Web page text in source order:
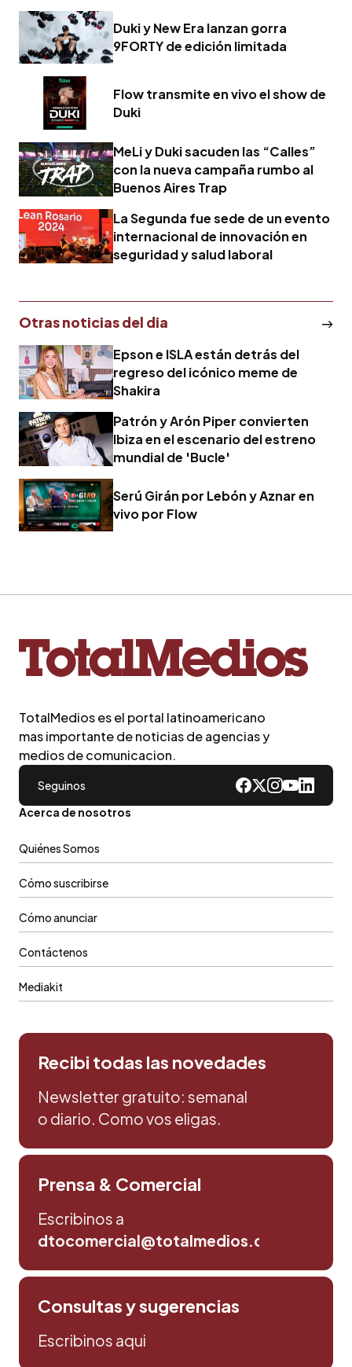
Duki y New Era lanzan gorra
9FORTY de edición limitada
Flow transmite en vivo el show de
Duki
MeLi y Duki sacuden las “Calles”
con la nueva campaña rumbo al
Buenos Aires Trap
La Segunda fue sede de un evento
internacional de innovación en
seguridad y salud laboral
Otras noticias del dia
Epson e ISLA están detrás del
regreso del icónico meme de
Shakira
Patrón y Arón Piper convierten
Ibiza en el escenario del estreno
mundial de 'Bucle'
Serú Girán por Lebón y Aznar en
vivo por Flow
TotalMedios es el portal latinoamericano
mas importante de noticias de agencias y
medios de comunicacion.
Seguinos
Acerca de nosotros
Quiénes Somos
Cómo suscribirse
Cómo anunciar
Contáctenos
Mediakit
Recibi todas las novedades
Newsletter gratuito: semanal
o diario. Como vos eligas.
Prensa & Comercial
Escribinos a
dtocomercial@totalmedios.com
Consultas y sugerencias
Escribinos aqui